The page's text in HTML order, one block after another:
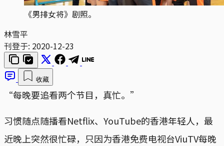
《男排女将》剧照。
林雪平
刊登于: 2020-12-23
收藏
“每晚要追看两个节目，真忙。”
习惯随点随播看Netflix、YouTube的香港年轻人，最
近晚上突然很忙碌，只因为香港免费电视台ViuTV每晚